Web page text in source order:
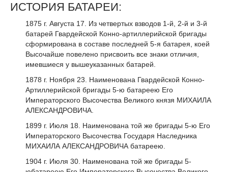
ИСТОРИЯ БАТАРЕИ:
1875 г. Августа 17. Из четвертых взводов 1-й, 2-й и 3-й
батарей Гвардейской Конно-артиллерийской бригады
сформирована в составе последней 5-я батарея, коей
Высочайше повелено присвоить все знаки отличия,
имевшиеся у вышеуказанных батарей.
1878 г. Ноября 23. Наименована Гвардейской Конно-
Артиллерийской бригады 5-ю батареею Его
Императорского Высочества Великого князя МИХАИЛА
АЛЕКСАНДРОВИЧА.
1899 г. Июля 18. Наименована той же бригады 5-ю Его
Императорского Высочества Государя Наследника
МИХАИЛА АЛЕКСАНДРОВИЧА батареею.
1904 г. Июля 30. Наименована той же бригады 5-